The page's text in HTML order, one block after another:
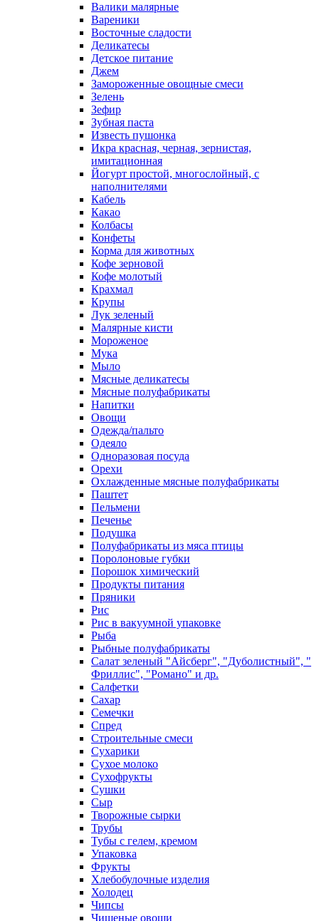
Валики малярные
Вареники
Восточные сладости
Деликатесы
Детское питание
Джем
Замороженные овощные смеси
Зелень
Зефир
Зубная паста
Известь пушонка
Икра красная, черная, зернистая,
имитационная
Йогурт простой, многослойный, с
наполнителями
Кабель
Какао
Колбасы
Конфеты
Корма для животных
Кофе зерновой
Кофе молотый
Крахмал
Крупы
Лук зеленый
Малярные кисти
Мороженое
Мука
Мыло
Мясные деликатесы
Мясные полуфабрикаты
Напитки
Овощи
Одежда/пальто
Одеяло
Одноразовая посуда
Орехи
Охлажденные мясные полуфабрикаты
Паштет
Пельмени
Печенье
Подушка
Полуфабрикаты из мяса птицы
Поролоновые губки
Порошок химический
Продукты питания
Пряники
Рис
Рис в вакуумной упаковке
Рыба
Рыбные полуфабрикаты
Салат зеленый "Айсберг", "Дуболистный", "
Фриллис", "Романо" и др.
Салфетки
Сахар
Семечки
Спред
Строительные смеси
Сухарики
Сухое молоко
Сухофрукты
Сушки
Сыр
Творожные сырки
Трубы
Тубы с гелем, кремом
Упаковка
Фрукты
Хлебобулочные изделия
Холодец
Чипсы
Чищеные овощи